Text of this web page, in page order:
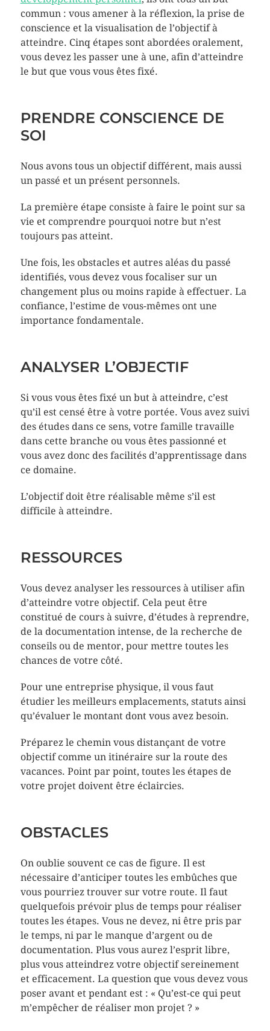
commun : vous amener à la réflexion, la prise de
conscience et la visualisation de l’objectif à
atteindre. Cinq étapes sont abordées oralement,
vous devez les passer une à une, afin d’atteindre
le but que vous vous êtes fixé.
PRENDRE CONSCIENCE DE
SOI
Nous avons tous un objectif différent, mais aussi
un passé et un présent personnels.
La première étape consiste à faire le point sur sa
vie et comprendre pourquoi notre but n’est
toujours pas atteint.
Une fois, les obstacles et autres aléas du passé
identifiés, vous devez vous focaliser sur un
changement plus ou moins rapide à effectuer. La
confiance, l’estime de vous-mêmes ont une
importance fondamentale.
ANALYSER L’OBJECTIF
Si vous vous êtes fixé un but à atteindre, c’est
qu’il est censé être à votre portée. Vous avez suivi
des études dans ce sens, votre famille travaille
dans cette branche ou vous êtes passionné et
vous avez donc des facilités d’apprentissage dans
ce domaine.
L’objectif doit être réalisable même s’il est
difficile à atteindre.
RESSOURCES
Vous devez analyser les ressources à utiliser afin
d’atteindre votre objectif. Cela peut être
constitué de cours à suivre, d’études à reprendre,
de la documentation intense, de la recherche de
conseils ou de mentor, pour mettre toutes les
chances de votre côté.
Pour une entreprise physique, il vous faut
étudier les meilleurs emplacements, statuts ainsi
qu’évaluer le montant dont vous avez besoin.
Préparez le chemin vous distançant de votre
objectif comme un itinéraire sur la route des
vacances. Point par point, toutes les étapes de
votre projet doivent être éclaircies.
OBSTACLES
On oublie souvent ce cas de figure. Il est
nécessaire d’anticiper toutes les embûches que
vous pourriez trouver sur votre route. Il faut
quelquefois prévoir plus de temps pour réaliser
toutes les étapes. Vous ne devez, ni être pris par
le temps, ni par le manque d’argent ou de
documentation. Plus vous aurez l’esprit libre,
plus vous atteindrez votre objectif sereinement
et efficacement. La question que vous devez vous
poser avant et pendant est : « Qu’est-ce qui peut
m’empêcher de réaliser mon projet ? »